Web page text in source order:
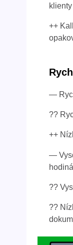
++
—
??
++
—
??
??